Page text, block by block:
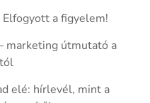
Elfogyott a figyelem!
marketing útmutató a
elé: hírlevél, mint a